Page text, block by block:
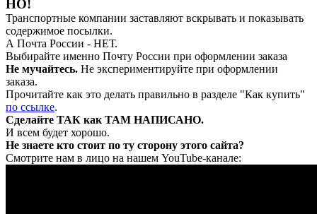
НО!
Транспортные компании заставляют вскрывать и показывать
содержимое посылки.
А Почта России - НЕТ.
Выбирайте именно Почту России при оформлении заказа
Не мучайтесь. Не экспериментируйте при оформлении
заказа.
Прочитайте как это делать правильно в разделе "Как купить"
по ссылке.
Сделайте ТАК как ТАМ НАПИСАНО.
И всем будет хорошо.
Не знаете кто стоит по ту сторону этого сайта?
Смотрите нам в лицо на нашем YouTube-канале: